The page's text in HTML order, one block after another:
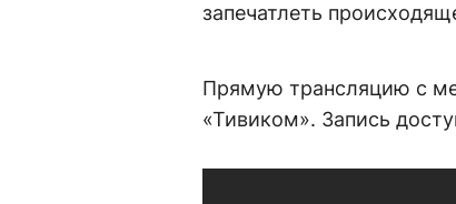
запечатлеть
Прямую трансляцию с
«Тивиком». Запись